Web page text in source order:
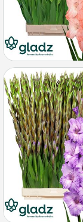
Gladiolus
U moet
bitte